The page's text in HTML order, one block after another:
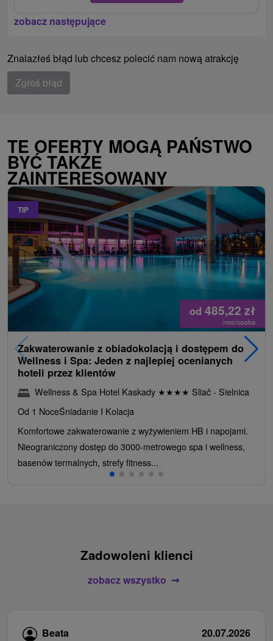
zobacz następujące
Znalazłeś błąd lub chcesz polecić nam nową atrakcję
Zgłoś błąd
TE OFERTY MOGĄ PAŃSTWO
BYĆ TAKŻE
ZAINTERESOWANY
TIP
od 485,22 zł
/noc/osoba
Zakwaterowanie z obiadokolacją i dostępem do
Wellness i Spa: Jeden z najlepiej ocenianych
hoteli przez klientów
Wellness & Spa Hotel Kaskady ★★★★ Sliač - Sielnica
Od 1 NoceŚniadanie I Kolacja
Komfortowe zakwaterowanie z wyżywieniem HB i napojami.
Nieograniczony dostęp do 3000-metrowego spa i wellness,
basenów termalnych, strefy fitness...
Zadowoleni klienci
zobacz wszystko
Beata 20.07.2026